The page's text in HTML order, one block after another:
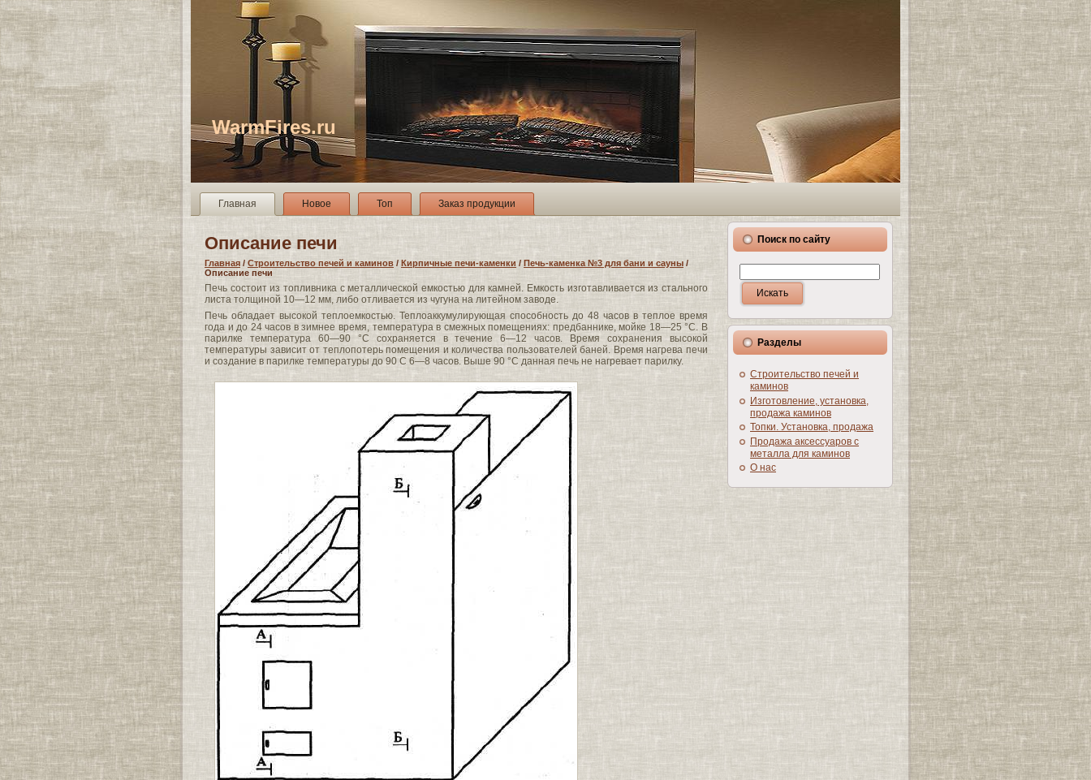
WarmFires.ru
Главная Новое Топ Заказ продукции
Описание печи
Главная / Строительство печей и каминов / Кирпичные печи-каменки / Печь-каменка №3 для бани и сауны /
Описание печи
Печь состоит из топливника с металлической емкостью для камней. Емкость изготавливается из стального
листа толщиной 10—12 мм, либо отливается из чугуна на литейном заводе.
Печь обладает высокой теплоемкостью. Теплоаккумулирующая способность до 48 часов в теплое время
года и до 24 часов в зимнее время, температура в смежных помещениях: предбаннике, мойке 18—25 °С. В
парилке температура 60—90 °С сохраняется в течение 6—12 часов. Время сохранения высокой
температуры зависит от теплопотерь помещения и количества пользователей баней. Время нагрева печи
и создание в парилке температуры до 90 С 6—8 часов. Выше 90 °С данная печь не нагревает парилку.
Поиск по сайту
Разделы
Строительство печей и
каминов
Изготовление, установка,
продажа каминов
Топки. Установка, продажа
Продажа аксессуаров с
металла для каминов
О нас